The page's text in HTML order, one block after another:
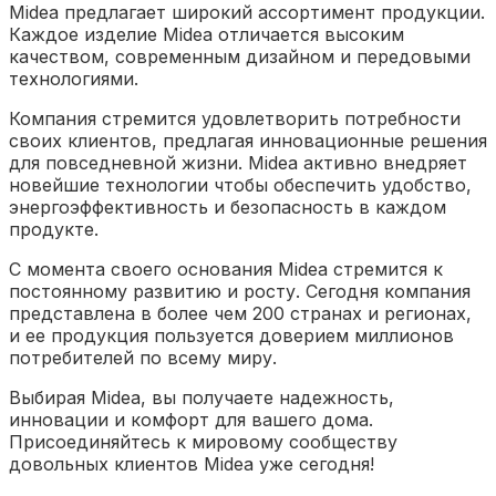
Midea предлагает широкий ассортимент продукции.
Каждое изделие Midea отличается высоким
качеством, современным дизайном и передовыми
технологиями.
Компания стремится удовлетворить потребности
своих клиентов, предлагая инновационные решения
для повседневной жизни. Midea активно внедряет
новейшие технологии чтобы обеспечить удобство,
энергоэффективность и безопасность в каждом
продукте.
С момента своего основания Midea стремится к
постоянному развитию и росту. Сегодня компания
представлена в более чем 200 странах и регионах,
и ее продукция пользуется доверием миллионов
потребителей по всему миру.
Выбирая Midea, вы получаете надежность,
инновации и комфорт для вашего дома.
Присоединяйтесь к мировому сообществу
довольных клиентов Midea уже сегодня!